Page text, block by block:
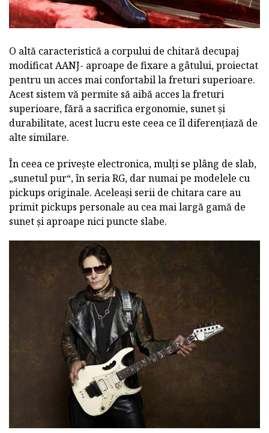
O altă caracteristică a corpului de chitară decupaj
modificat AANJ- aproape de fixare a gâtului, proiectat
pentru un acces mai confortabil la freturi superioare.
Acest sistem vă permite să aibă acces la freturi
superioare, fără a sacrifica ergonomie, sunet și
durabilitate, acest lucru este ceea ce îl diferențiază de
alte similare.
În ceea ce privește electronica, mulți se plâng de slab,
„sunetul pur“, în seria RG, dar numai pe modelele cu
pickups originale. Aceleași serii de chitara care au
primit pickups personale au cea mai largă gamă de
sunet și aproape nici puncte slabe.